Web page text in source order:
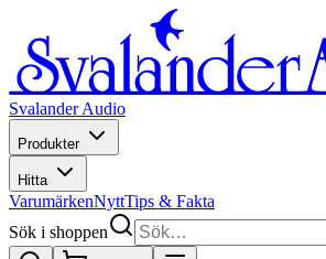
Svalander Audio
Produkter
Hitta
VarumärkenNyttTips & Fakta
Sök i shoppen